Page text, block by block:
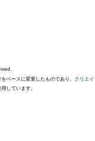
ベースに変更したものであり、 クリエ
用しています。